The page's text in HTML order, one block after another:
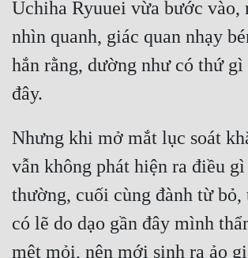
Uchiha Ryuuei vừa bước vào,
nhìn quanh, giác quan nhạy
hắn rằng, dường như có thứ
Nhưng khi mở mắt lục soát
vẫn không phát hiện ra điều
thường, cuối cùng đành từ bỏ,
có lẽ do dạo gần đây mình